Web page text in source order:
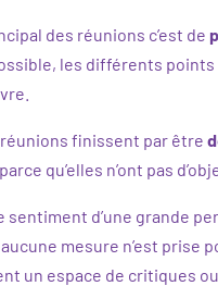
des réunions c’est de
les différents
finissent par être
parce qu’elles n’ont pas
sentiment d’une grande
mesure n’est prise
un espace de critiques